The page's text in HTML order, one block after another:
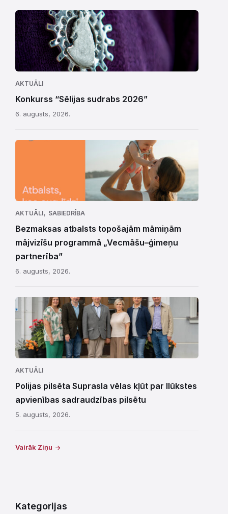
AKTUĀLI
Konkurss “Sēlijas sudrabs 2026”
6. augusts, 2026.
AKTUĀLI, SABIEDRĪBA
Bezmaksas atbalsts topošajām māmiņām
mājvizīšu programmā „Vecmāšu–ģimeņu
partnerība”
6. augusts, 2026.
AKTUĀLI
Polijas pilsēta Suprasla vēlas kļūt par Ilūkstes
apvienības sadraudzības pilsētu
5. augusts, 2026.
Vairāk Ziņu
Kategorijas